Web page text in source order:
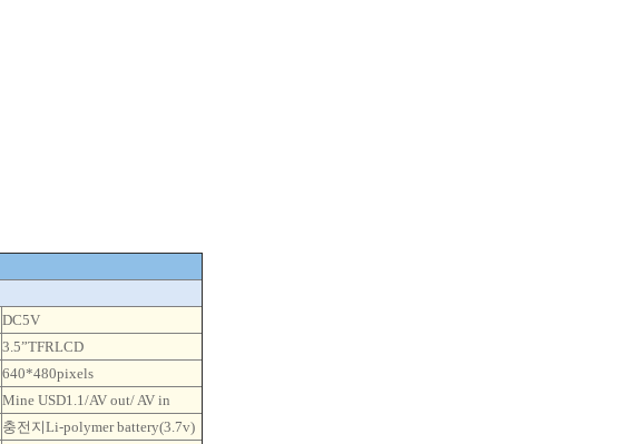
DC5V
3.5”TFRLCD
640*480pixels
Mine USD1.1/AV out/ AV in
충전지Li-polymer battery(3.7v)